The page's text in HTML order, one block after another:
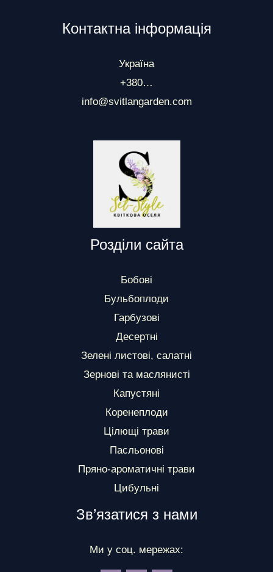
Контактна інформація
Україна
+380…
info@svitlangarden.com
Розділи сайта
Бобові
Бульбоплоди
Гарбузові
Десертні
Зелені листові, салатні
Зернові та маслянисті
Капустяні
Коренеплоди
Цілющі трави
Пасльонові
Пряно-ароматичні трави
Цибульні
Зв’язатися з нами
Ми у соц. мережах: